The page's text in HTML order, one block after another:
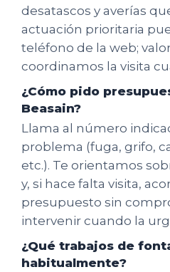
desatascos y averías
actuación prioritaria
teléfono de la web;
coordinamos la visita
¿Cómo pido
Beasain?
Llama al número
problema (fuga, grifo,
etc.). Te orientamos
y, si hace falta visita,
presupuesto sin
intervenir cuando la
¿Qué trabajos de
habitualmente?